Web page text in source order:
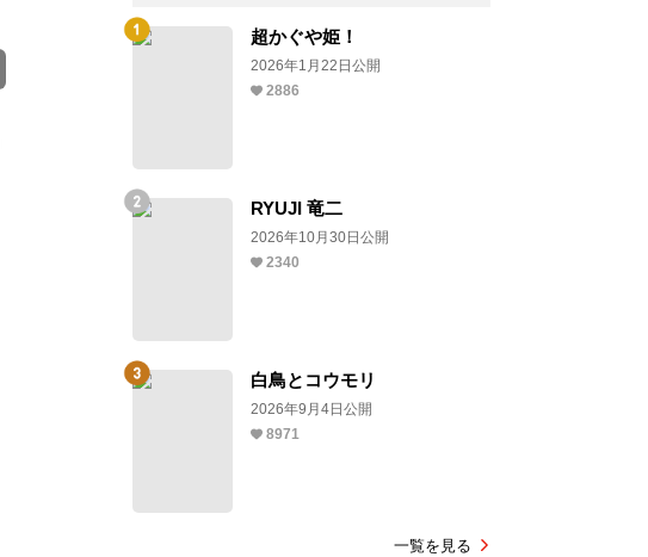
超かぐや姫！
2026年1月22日公開
2886
RYUJI 竜二
2026年10月30日公開
2340
白鳥とコウモリ
2026年9月4日公開
8971
一覧を見る